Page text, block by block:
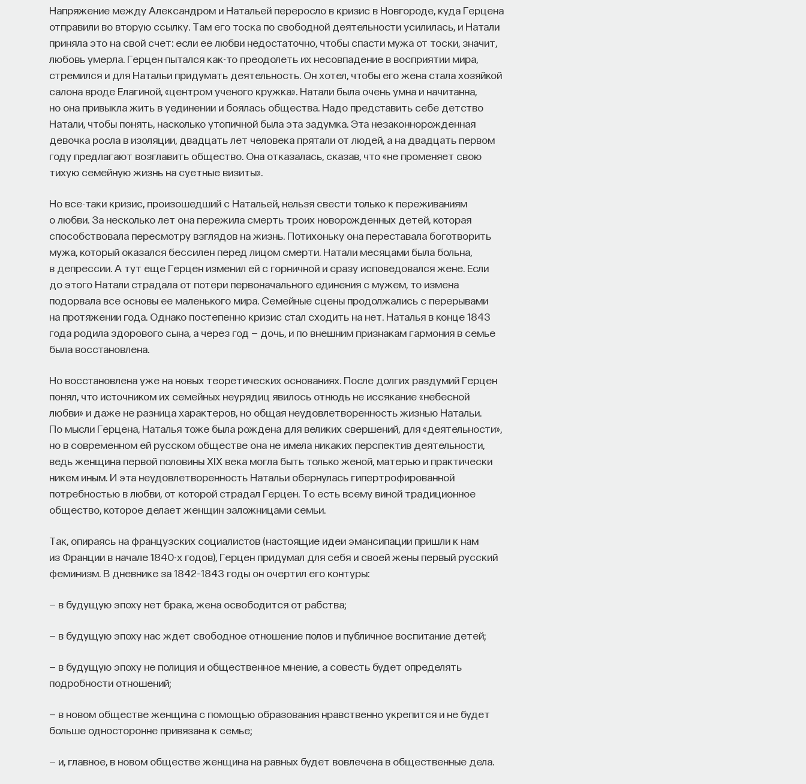
Напряжение между Александром и Натальей переросло в кризис в Новгороде, куда Герцена
отправили во вторую ссылку. Там его тоска по свободной деятельности усилилась, и Натали
приняла это на свой счет: если ее любви недостаточно, чтобы спасти мужа от тоски, значит,
любовь умерла. Герцен пытался как-то преодолеть их несовпадение в восприятии мира,
стремился и для Натальи придумать деятельность. Он хотел, чтобы его жена стала хозяйкой
салона вроде Елагиной, «центром ученого кружка». Натали была очень умна и начитанна,
но она привыкла жить в уединении и боялась общества. Надо представить себе детство
Натали, чтобы понять, насколько утопичной была эта задумка. Эта незаконнорожденная
девочка росла в изоляции, двадцать лет человека прятали от людей, а на двадцать первом
году предлагают возглавить общество. Она отказалась, сказав, что «не променяет свою
тихую семейную жизнь на суетные визиты».
Но все-таки кризис, произошедший с Натальей, нельзя свести только к переживаниям
о любви. За несколько лет она пережила смерть троих новорожденных детей, которая
способствовала пересмотру взглядов на жизнь. Потихоньку она переставала боготворить
мужа, который оказался бессилен перед лицом смерти. Натали месяцами была больна,
в депрессии. А тут еще Герцен изменил ей с горничной и сразу исповедовался жене. Если
до этого Натали страдала от потери первоначального единения с мужем, то измена
подорвала все основы ее маленького мира. Семейные сцены продолжались с перерывами
на протяжении года. Однако постепенно кризис стал сходить на нет. Наталья в конце 1843
года родила здорового сына, а через год — дочь, и по внешним признакам гармония в семье
была восстановлена.
Но восстановлена уже на новых теоретических основаниях. После долгих раздумий Герцен
понял, что источником их семейных неурядиц явилось отнюдь не иссякание «небесной
любви» и даже не разница характеров, но общая неудовлетворенность жизнью Натальи.
По мысли Герцена, Наталья тоже была рождена для великих свершений, для «деятельности»,
но в современном ей русском обществе она не имела никаких перспектив деятельности,
ведь женщина первой половины XIX века могла быть только женой, матерью и практически
никем иным. И эта неудовлетворенность Натальи обернулась гипертрофированной
потребностью в любви, от которой страдал Герцен. То есть всему виной традиционное
общество, которое делает женщин заложницами семьи.
Так, опираясь на французских социалистов (настоящие идеи эмансипации пришли к нам
из Франции в начале 1840-х годов), Герцен придумал для себя и своей жены первый русский
феминизм. В дневнике за 1842–1843 годы он очертил его контуры:
— в будущую эпоху нет брака, жена освободится от рабства;
— в будущую эпоху нас ждет свободное отношение полов и публичное воспитание детей;
— в будущую эпоху не полиция и общественное мнение, а совесть будет определять
подробности отношений;
— в новом обществе женщина с помощью образования нравственно укрепится и не будет
больше односторонне привязана к семье;
— и, главное, в новом обществе женщина на равных будет вовлечена в общественные дела.